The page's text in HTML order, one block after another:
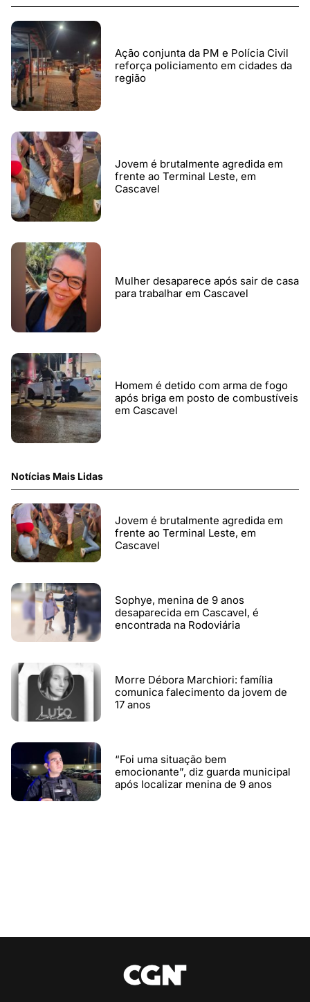
Ação conjunta da PM e Polícia Civil
reforça policiamento em cidades da
região
Jovem é brutalmente agredida em
frente ao Terminal Leste, em
Cascavel
Mulher desaparece após sair de casa
para trabalhar em Cascavel
Homem é detido com arma de fogo
após briga em posto de combustíveis
em Cascavel
Notícias Mais Lidas
Jovem é brutalmente agredida em
frente ao Terminal Leste, em
Cascavel
Sophye, menina de 9 anos
desaparecida em Cascavel, é
encontrada na Rodoviária
Morre Débora Marchiori: família
comunica falecimento da jovem de
17 anos
“Foi uma situação bem
emocionante”, diz guarda municipal
após localizar menina de 9 anos